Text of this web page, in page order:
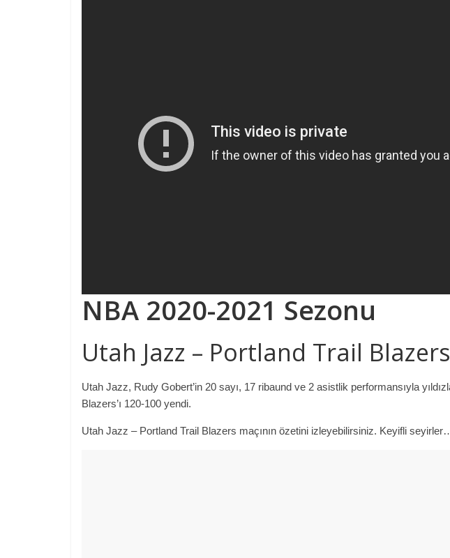
NBA 2020-2021 Sezonu
Utah Jazz – Portland Trail
Utah Jazz, Rudy Gobert’in 20 sayı, 17 ribaund ve 2 asistlik performansıyla
Blazers’ı 120-100 yendi.
Utah Jazz – Portland Trail Blazers maçının özetini izleyebilirsiniz. Keyifli